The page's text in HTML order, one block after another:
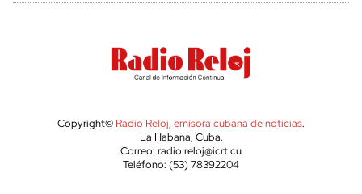
Copyright© Radio Reloj, emisora cubana de noticias.
La Habana, Cuba.
Correo: radio.reloj@icrt.cu
Teléfono: (53) 78392204